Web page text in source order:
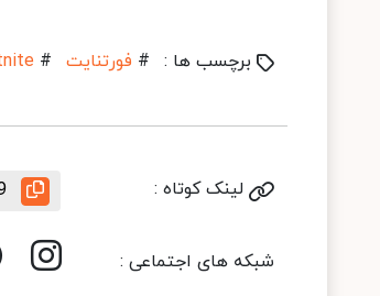
برچسب ها : # فورتنایت #
لینک کوتاه :
شبکه های اجتماعی :